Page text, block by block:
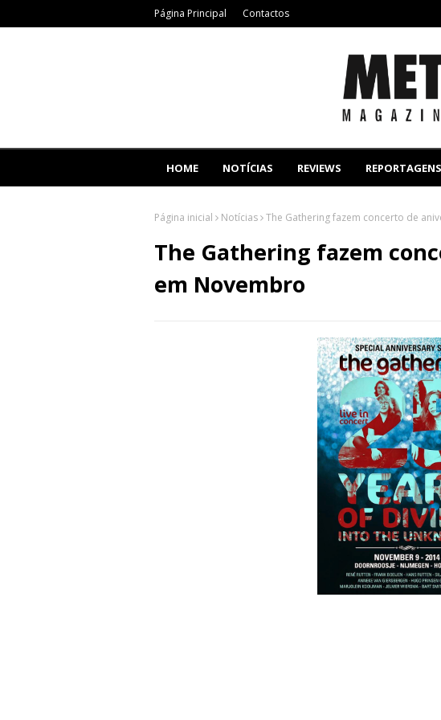
Página Principal Contactos
HOME NOTÍCIAS REVIEWS REPORTAGENS
Página inicial Notícias The Gathering fazem concerto de
The Gathering fazem
em Novembro